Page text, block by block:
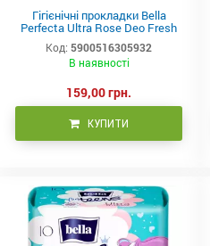
Гігієнічні прокладки Bella
Perfecta Ultra Rose Deo Fresh
Код: 5900516305932
В наявності
159,00 грн.
КУПИТИ